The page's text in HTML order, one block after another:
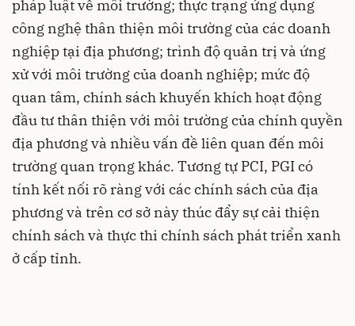
pháp luật về môi trường; thực trạng ứng dụng
công nghệ thân thiện môi trường của các doanh
nghiệp tại địa phương; trình độ quản trị và ứng
xử với môi trường của doanh nghiệp; mức độ
quan tâm, chính sách khuyến khích hoạt động
đầu tư thân thiện với môi trường của chính quyền
địa phương và nhiều vấn đề liên quan đến môi
trường quan trọng khác. Tương tự PCI, PGI có
tính kết nối rõ ràng với các chính sách của địa
phương và trên cơ sở này thúc đẩy sự cải thiện
chính sách và thực thi chính sách phát triển xanh
ở cấp tỉnh.